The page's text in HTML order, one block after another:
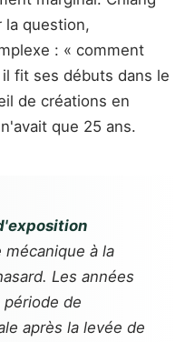
la question,
: « comment
fit ses débuts dans le
de créations en
que 25 ans.
mécanique à la
Les années
période de
après la levée de